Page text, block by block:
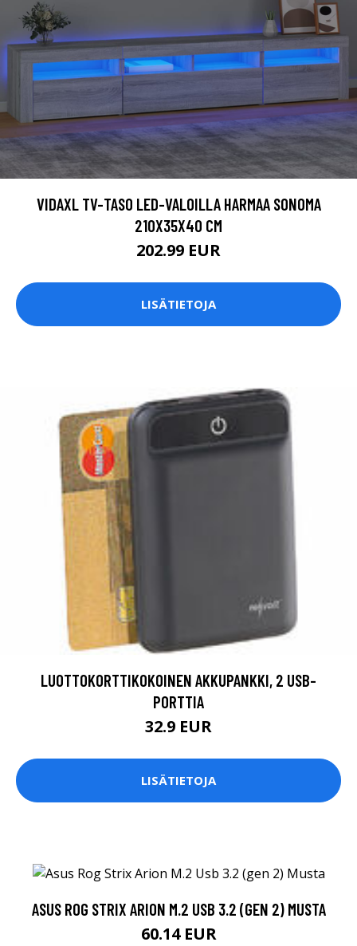
VIDAXL TV-TASO LED-VALOILLA HARMAA SONOMA
210X35X40 CM
202.99 EUR
LISÄTIETOJA
LUOTTOKORTTIKOKOINEN AKKUPANKKI, 2 USB-
PORTTIA
32.9 EUR
LISÄTIETOJA
ASUS ROG STRIX ARION M.2 USB 3.2 (GEN 2) MUSTA
60.14 EUR